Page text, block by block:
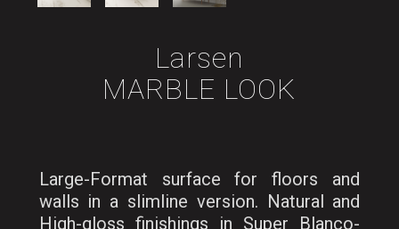
Larsen
MARBLE LOOK
Large-Format surface for floors and
walls in a slimline version. Natural and
High-gloss finishings in Super Blanco-